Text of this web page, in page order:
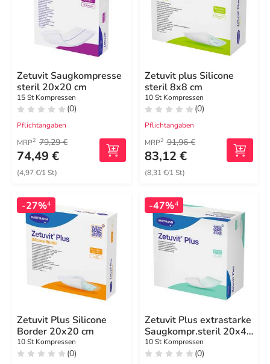
Zetuvit Saugkompresse
steril 20x20 cm
15 St Kompressen
(0)
Pflichtangaben
MRP2 79,29 €
74,49 €
(4,97 €/1 St)
Zetuvit plus Silicone
steril 8x8 cm
10 St Kompressen
(0)
Pflichtangaben
MRP2 91,96 €
83,12 €
(8,31 €/1 St)
-27%4
Zetuvit Plus Silicone
Border 20x20 cm
10 St Kompressen
(0)
-47%4
Zetuvit Plus extrastarke
Saugkompr.steril 20x40
cm
10 St Kompressen
(0)